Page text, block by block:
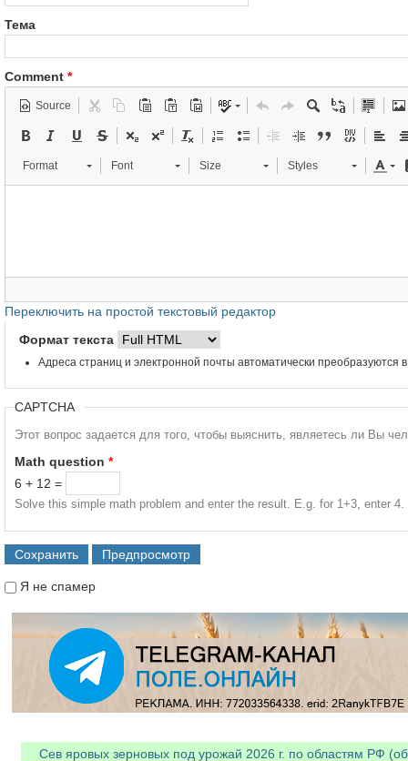
Тема
Comment *
Source
Format Font Size Styles
Переключить на простой текстовый редактор
Формат текста
Адреса страниц и электронной почты автоматически преобразуются
CAPTCHA
Этот вопрос задается для того, чтобы выяснить, являетесь ли Вы
Math question *
6 + 12 =
Solve this simple math problem and enter the result. E.g. for 1+3, enter 4.
Я не спамер
Сев яровых зерновых под урожай 2026 г. по областям РФ